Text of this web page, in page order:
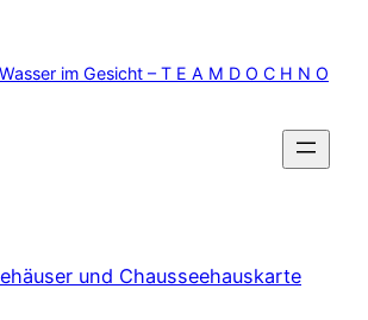
im Gesicht – T E A M D O C H N O
und Chausseehauskarte